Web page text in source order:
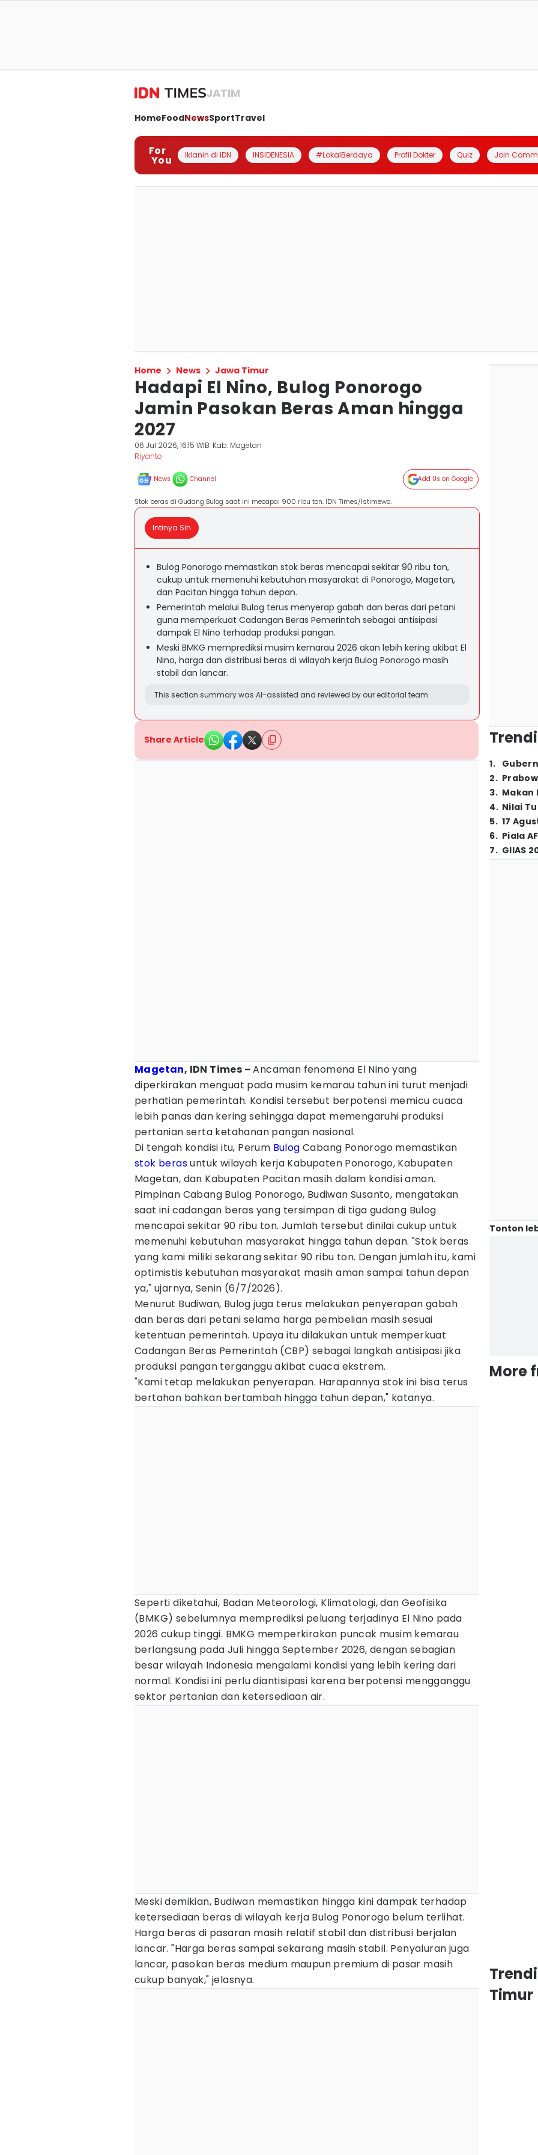
JATIM
HomeFoodNewsSportTravel
For
You Iklanin di IDN INSIDENESIA #LokalBerdaya Profil Dokter Quiz Join
Home News Jawa Timur
Hadapi El Nino, Bulog Ponorogo
Jamin Pasokan Beras Aman hingga
2027
06 Jul 2026, 16:15 WIB Kab. Magetan
Riyanto
News Channel Add Us on Google
Stok beras di Gudang Bulog saat ini mecapai 900 ribu ton. IDN Times/Istimewa.
Intinya Sih
Bulog Ponorogo memastikan stok beras mencapai sekitar 90 ribu ton,
cukup untuk memenuhi kebutuhan masyarakat di Ponorogo, Magetan,
dan Pacitan hingga tahun depan.
Pemerintah melalui Bulog terus menyerap gabah dan beras dari petani
guna memperkuat Cadangan Beras Pemerintah sebagai antisipasi
dampak El Nino terhadap produksi pangan.
Meski BMKG memprediksi musim kemarau 2026 akan lebih kering akibat El
Nino, harga dan distribusi beras di wilayah kerja Bulog Ponorogo masih
stabil dan lancar.
This section summary was AI-assisted and reviewed by our editorial team.
Share Article
Magetan, IDN Times –Ancaman fenomena El Nino yang
diperkirakan menguat pada musim kemarau tahun ini turut menjadi
perhatian pemerintah. Kondisi tersebut berpotensi memicu cuaca
lebih panas dan kering sehingga dapat memengaruhi produksi
pertanian serta ketahanan pangan nasional.
Di tengah kondisi itu, Perum Bulog Cabang Ponorogo memastikan
stok berasuntuk wilayah kerja Kabupaten Ponorogo, Kabupaten
Magetan, dan Kabupaten Pacitan masih dalam kondisi aman.
Pimpinan Cabang Bulog Ponorogo, Budiwan Susanto, mengatakan
saat ini cadangan beras yang tersimpan di tiga gudang Bulog
mencapai sekitar 90 ribu ton. Jumlah tersebut dinilai cukup untuk
memenuhi kebutuhan masyarakat hingga tahun depan. "Stok beras
yang kami miliki sekarang sekitar 90 ribu ton. Dengan jumlah itu, kami
optimistis kebutuhan masyarakat masih aman sampai tahun depan
ya," ujarnya, Senin (6/7/2026).
Menurut Budiwan, Bulog juga terus melakukan penyerapan gabah
dan beras dari petani selama harga pembelian masih sesuai
ketentuan pemerintah. Upaya itu dilakukan untuk memperkuat
Cadangan Beras Pemerintah (CBP) sebagai langkah antisipasi jika
produksi pangan terganggu akibat cuaca ekstrem.
"Kami tetap melakukan penyerapan. Harapannya stok ini bisa terus
bertahan bahkan bertambah hingga tahun depan," katanya.
Seperti diketahui, Badan Meteorologi, Klimatologi, dan Geofisika
(BMKG) sebelumnya memprediksi peluang terjadinya El Nino pada
2026 cukup tinggi. BMKG memperkirakan puncak musim kemarau
berlangsung pada Juli hingga September 2026, dengan sebagian
besar wilayah Indonesia mengalami kondisi yang lebih kering dari
normal. Kondisi ini perlu diantisipasi karena berpotensi mengganggu
sektor pertanian dan ketersediaan air.
Meski demikian, Budiwan memastikan hingga kini dampak terhadap
ketersediaan beras di wilayah kerja Bulog Ponorogo belum terlihat.
Harga beras di pasaran masih relatif stabil dan distribusi berjalan
lancar. "Harga beras sampai sekarang masih stabil. Penyaluran juga
lancar, pasokan beras medium maupun premium di pasar masih
cukup banyak," jelasnya.
1.
2.
3. Makan
4. Nilai
5. 17
6. Piala
7. GIIAS
Tonton
More
Timur